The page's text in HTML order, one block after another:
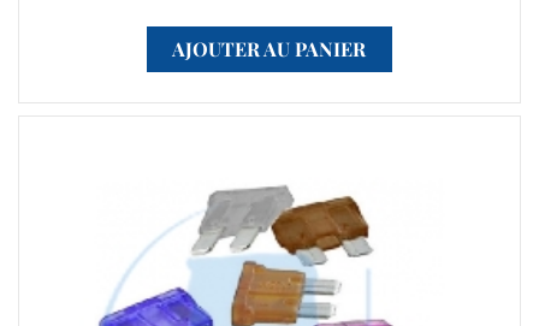
AJOUTER AU PANIER